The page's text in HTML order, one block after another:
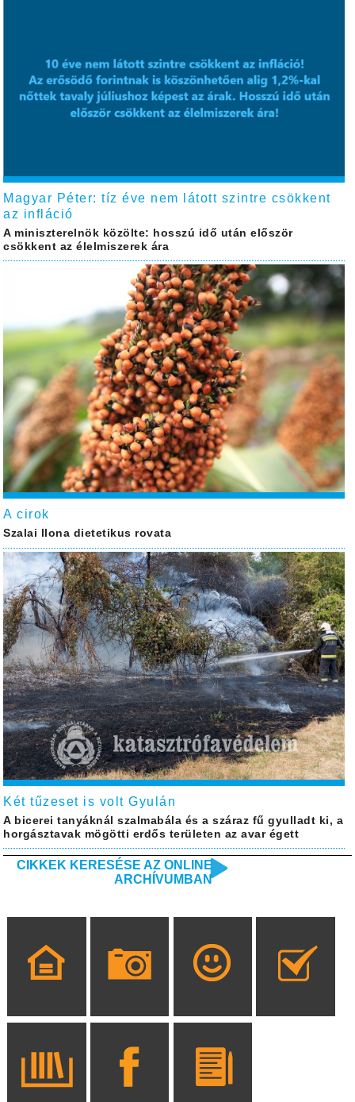
Magyar Péter: tíz éve nem látott szintre csökkent
az infláció
A miniszterelnök közölte: hosszú idő után először
csökkent az élelmiszerek ára
A cirok
Szalai Ilona dietetikus rovata
Két tűzeset is volt Gyulán
A bicerei tanyáknál szalmabála és a száraz fű gyulladt ki, a
horgásztavak mögötti erdős területen az avar égett
CIKKEK KERESÉSE AZ ONLINE
ARCHÍVUMBAN